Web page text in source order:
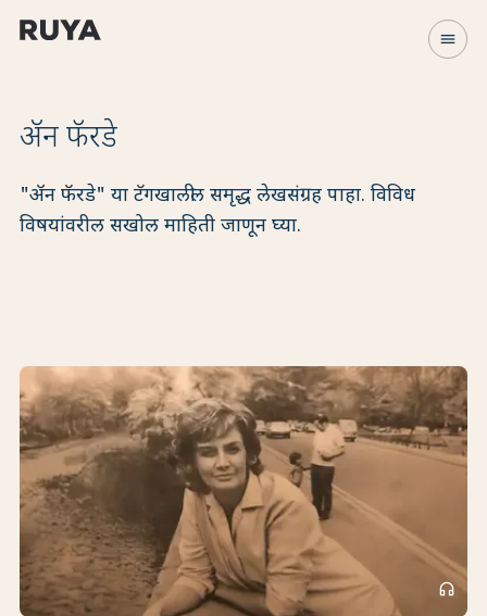
menu
ॲन फॅरडे
"ॲन फॅरडे" या टॅगखालील समृद्ध लेखसंग्रह पाहा. विविध
विषयांवरील सखोल माहिती जाणून घ्या.
headphones